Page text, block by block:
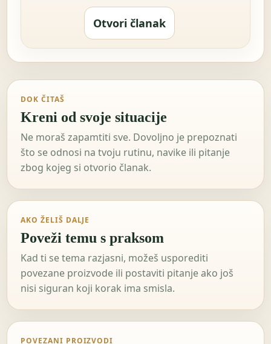
Otvori članak
DOK ČITAŠ
Kreni od svoje situacije
Ne moraš zapamtiti sve. Dovoljno je prepoznati
što se odnosi na tvoju rutinu, navike ili pitanje
zbog kojeg si otvorio članak.
AKO ŽELIŠ DALJE
Poveži temu s praksom
Kad ti se tema razjasni, možeš usporediti
povezane proizvode ili postaviti pitanje ako još
nisi siguran koji korak ima smisla.
POVEZANI PROIZVODI